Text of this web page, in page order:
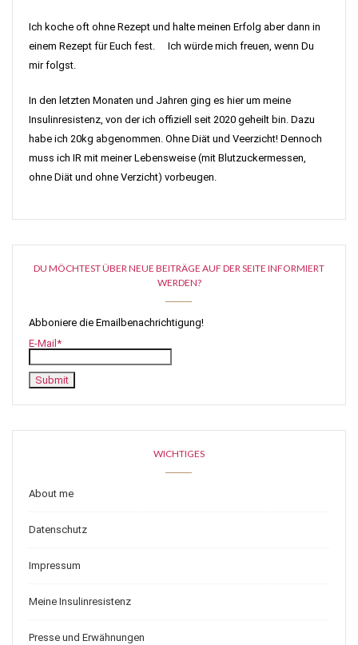
Ich koche oft ohne Rezept und halte meinen Erfolg aber dann in
einem Rezept für Euch fest. Ich würde mich freuen, wenn Du
mir folgst.
In den letzten Monaten und Jahren ging es hier um meine
Insulinresistenz, von der ich offiziell seit 2020 geheilt bin. Dazu
habe ich 20kg abgenommen. Ohne Diät und Veerzicht! Dennoch
muss ich IR mit meiner Lebensweise (mit Blutzuckermessen,
ohne Diät und ohne Verzicht) vorbeugen.
DU MÖCHTEST ÜBER NEUE BEITRÄGE AUF DER SEITE INFORMIERT
WERDEN?
Abboniere die Emailbenachrichtigung!
E-Mail*
WICHTIGES
About me
Datenschutz
Impressum
Meine Insulinresistenz
Presse und Erwähnungen